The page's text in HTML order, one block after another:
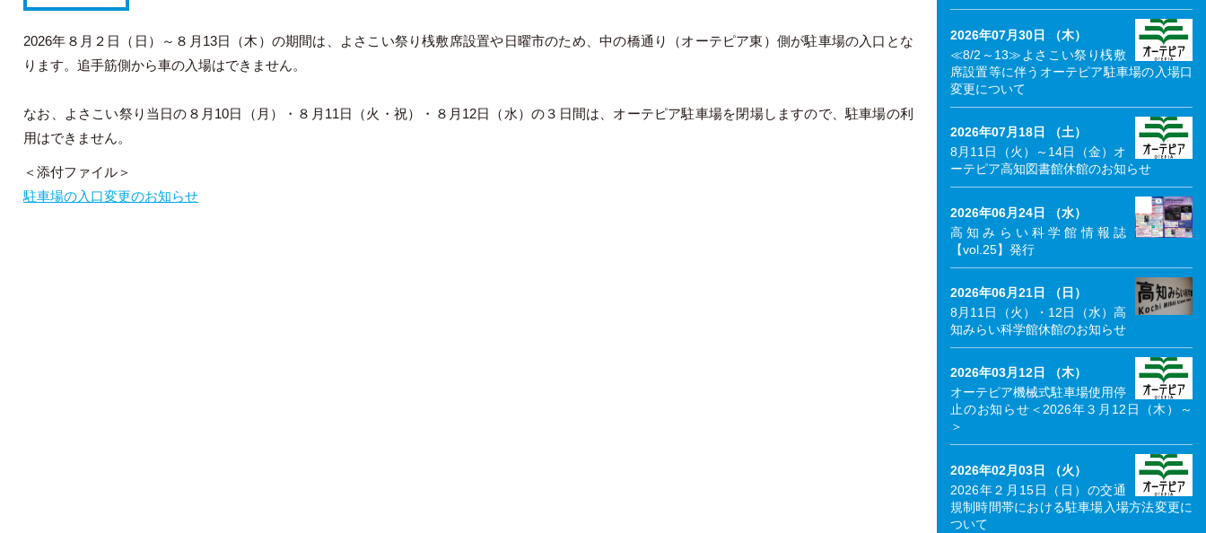
2026年８月２日（日）～８月13日（木）の期間は、よさこい祭り桟敷席設置や日曜市のため、中の橋通り（オーテピア東）側が駐車場の入口とな
ります。追手筋側から車の入場はできません。
なお、よさこい祭り当日の８月10日（月）・８月11日（火・祝）・８月12日（水）の３日間は、オーテピア駐車場を閉場しますので、駐車場の利
用はできません。
＜添付ファイル＞
駐車場の入口変更のお知らせ
2026年07月30日 （木）
≪8/2～13≫よさこい祭り桟敷
席設置等に伴うオーテピア駐車場の入場口
変更について
2026年07月18日 （土）
8月11日（火）～14日（金）オ
ーテピア高知図書館休館のお知らせ
2026年06月24日 （水）
高知みらい科学館情報誌
【vol.25】発行
2026年06月21日 （日）
8月11日（火）・12日（水）高
知みらい科学館休館のお知らせ
2026年03月12日 （木）
オーテピア機械式駐車場使用停
止のお知らせ＜2026年３月12日（木）～
＞
2026年02月03日 （火）
2026年２月15日（日）の交通
規制時間帯における駐車場入場方法変更に
ついて